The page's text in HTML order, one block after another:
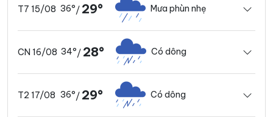
T7 15/08 36°/ 29° Mưa phùn nhẹ
CN 16/08 34°/ 28° Có dông
T2 17/08 36°/ 29° Có dông